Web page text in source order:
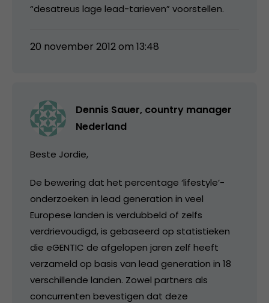
“desatreus lage lead-tarieven” voorstellen.
20 november 2012 om 13:48
Dennis Sauer, country manager
Nederland
Beste Jordie,
De bewering dat het percentage ‘lifestyle’-
onderzoeken in lead generation in veel
Europese landen is verdubbeld of zelfs
verdrievoudigd, is gebaseerd op statistieken
die eGENTIC de afgelopen jaren zelf heeft
verzameld op basis van lead generation in 18
verschillende landen. Zowel partners als
concurrenten bevestigen dat deze